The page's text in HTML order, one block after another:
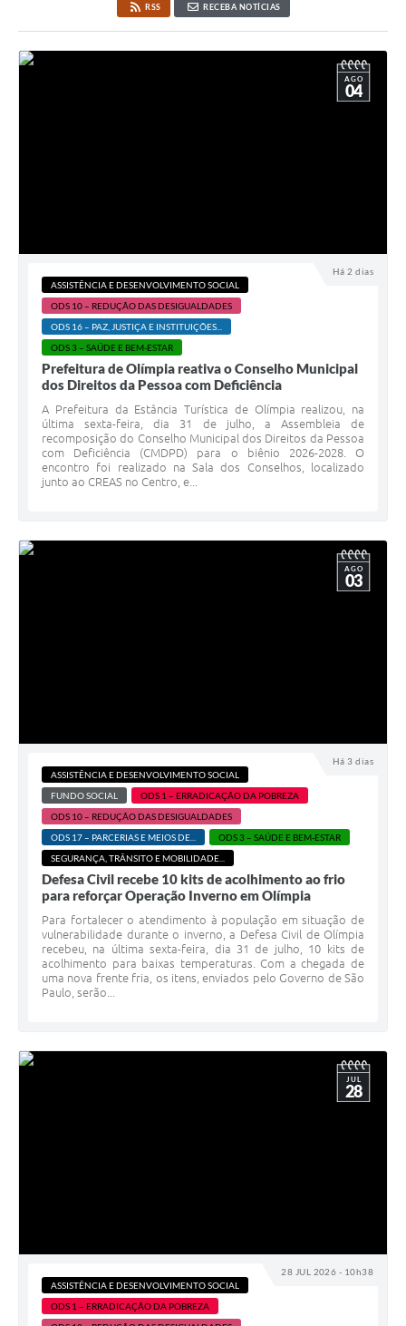
RSS RECEBA NOTÍCIAS
Há 2 dias
AGO
04
ASSISTÊNCIA E DESENVOLVIMENTO SOCIAL
ODS 10 – REDUÇÃO DAS DESIGUALDADES
ODS 16 – PAZ, JUSTIÇA E INSTITUIÇÕES...
ODS 3 – SAÚDE E BEM-ESTAR
Prefeitura de Olímpia reativa o Conselho Municipal
dos Direitos da Pessoa com Deficiência
A Prefeitura da Estância Turística de Olímpia realizou, na
última sexta-feira, dia 31 de julho, a Assembleia de
recomposição do Conselho Municipal dos Direitos da Pessoa
com Deficiência (CMDPD) para o biênio 2026-2028. O
encontro foi realizado na Sala dos Conselhos, localizado
junto ao CREAS no Centro, e...
Há 3 dias
AGO
03
ASSISTÊNCIA E DESENVOLVIMENTO SOCIAL
FUNDO SOCIAL
ODS 1 – ERRADICAÇÃO DA POBREZA
ODS 10 – REDUÇÃO DAS DESIGUALDADES
ODS 17 – PARCERIAS E MEIOS DE...
ODS 3 – SAÚDE E BEM-ESTAR
SEGURANÇA, TRÂNSITO E MOBILIDADE...
Defesa Civil recebe 10 kits de acolhimento ao frio
para reforçar Operação Inverno em Olímpia
Para fortalecer o atendimento à população em situação de
vulnerabilidade durante o inverno, a Defesa Civil de Olímpia
recebeu, na última sexta-feira, dia 31 de julho, 10 kits de
acolhimento para baixas temperaturas. Com a chegada de
uma nova frente fria, os itens, enviados pelo Governo de São
Paulo, serão...
28 JUL 2026 - 10h38
JUL
28
ASSISTÊNCIA E DESENVOLVIMENTO SOCIAL
ODS 1 – ERRADICAÇÃO DA POBREZA